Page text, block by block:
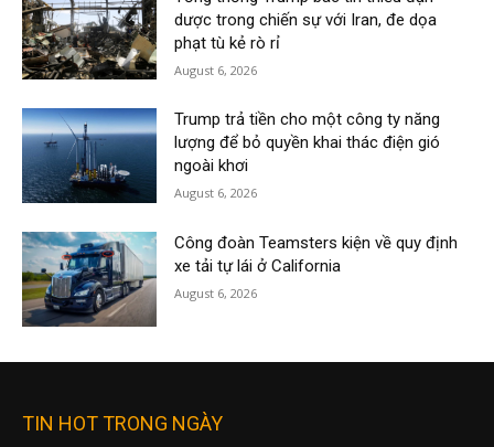
dược trong chiến sự với Iran, đe dọa
phạt tù kẻ rò rỉ
August 6, 2026
Trump trả tiền cho một công ty năng
lượng để bỏ quyền khai thác điện gió
ngoài khơi
August 6, 2026
Công đoàn Teamsters kiện về quy định
xe tải tự lái ở California
August 6, 2026
TIN HOT TRONG NGÀY